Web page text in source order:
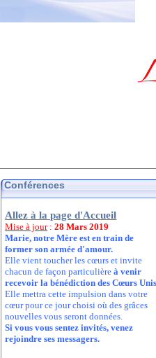
Conférences
Allez à la page d'Accueil
Mise à jour:28 Mars 2019
Marie, notre Mère est en train de
former son armée d'amour.
Elle vient toucher les cœurs et invite
chacun de façon particulièreà venir
recevoir la bénédiction des Cœurs
Elle mettra cette impulsion dans votre
cœur pour ce jour choisi où des grâces
nouvelles vous seront données.
Si vous vous sentez invités, venez
rejoindre ses messagers.